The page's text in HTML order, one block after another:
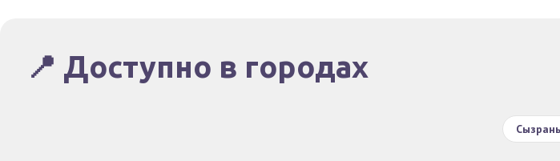
📍 Доступно в городах
Сызрань